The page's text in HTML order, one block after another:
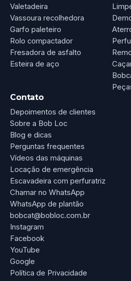
Valetadeira
Vassoura recolhedora
Garfo paleteiro
Rolo compactador
Fresadora de asfalto
Esteira de aço
Contato
Depoimentos de clientes
Sobre a Bob Loc
Blog e dicas
Perguntas frequentes
Vídeos das máquinas
Locação de emergência
Escavadeira com perfuratriz
Chamar no WhatsApp
WhatsApp de plantão
bobcat@bobloc.com.br
Instagram
Facebook
YouTube
Google
Política de Privacidade